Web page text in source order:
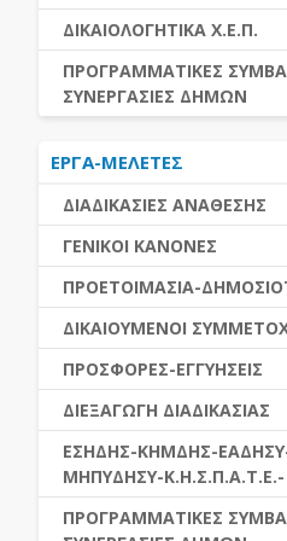
ΕΚΤΕΛΕΣΗ ΥΠΗΡΕΣΙΩΝ
ΕΚΤΕΛΕΣΗ ΠΡΟΜΗΘΕΙΩΝ
ΕΑΑΔΗΣΥ
ΕΑΔΗΣΥ
ΕΛ.ΣΥΝΕΔΡΙΟ
ΕΣΗΔΗΣ
ΔΙΚΑΙΟΛΟΓΗΤΙΚΑ Χ.Ε.Π.
ΔΙΚΑΙΟΛΟΓΗΤΙΚΑ Χ.Ε.Π.
ΠΡΟΓΡΑΜΜΑΤΙΚΕΣ
ΣΥΝΕΡΓΑΣΙΕΣ ΔΗΜΩΝ
ΔΙΕΘΝΕΣ ΚΑΙ ΕΥΡΩΠΑΙΚΟ
ΠΡΟΓΡΑΜΜΑΤΙΚΕΣ
ΕΡΓΑ-ΜΕΛΕΤΕΣ
ΔΙΑΔΙΚΑΣΙΕΣ ΑΝΑΘΕΣΗΣ
ΔΙΑΔΙΚΑΣΙΕΣ ΑΝΑΘΕΣΗΣ
ΣΥΓΚΕΝΤΡΩΤΙΚΕΣ
ΑΝΑΘΕΣΗΣ
ΠΙΝΑΚΕΣ ΔΗΜΟΣΝΕΤ
ΓΕΝΙΚΟΙ ΚΑΝΟΝΕΣ
ΠΕΔΙΟ ΕΦΑΡΜΟΓΗΣ-
ΗΛΕΚΤΡΟΝΙΚΑ ΜΕΣΑ
ΓΕΝΙΚΕΣ ΑΡΧΕΣ ΚΑΙ
ΑΞΙΑ ΣΥΜΒΑΣΗΣ
ΕΙΔΗ ΣΥΜΒΑΣΕΩΝ
ΔΙΑΦΟΡΑ
ΠΡΟΕΤΟΙΜΑΣΙΑ-
ΓΝΩΜΟΔΟΤΙΚΑ ΟΡΓΑΝΑ-
ΠΡΟΕΤΟΙΜΑΣΙΑ
ΕΓΓΡΑΦΑ ΤΗΣ ΣΥΜΒΑΣΗΣ
ΔΗΜΟΣΙΕΥΣΕΙΣ
ΕΝΑΡΞΗ-ΠΡΟΘΕΣΜΙΕΣ
ΔΙΚΑΙΟΥΜΕΝΟΙ
ΔΙΚΑΙΟΥΜΕΝΟΙ
ΚΡΙΤΗΡΙΑ ΕΠΙΛΟΓΗΣ
ΛΟΓΟΙ ΑΠΟΚΛΕΙΣΜΟΥ
ΔΙΚΑΙΟΛΟΓΗΤΙΚΑ ΛΟΓΩΝ
ΑΠΟΚΛΕΙΣΜΟΥ &
ΕΠΙΛΟΓΗΣ
ΕΕΕΣ
ΠΡΟΣΦΟΡΕΣ-ΕΓΓΥΗΣΕΙΣ
ΕΓΓΥΗΣΕΙΣ
ΠΡΟΣΦΟΡΕΣ
ΔΙΕΞΑΓΩΓΗ ΔΙΑΔΙΚΑΣΙΑΣ
ΑΞΙΟΛΟΓΗΣΗ ΚΑΙ
ΑΠΟΤΕΛΕΣΜΑ
ΠΡΟΣΦΥΓΕΣ-ΕΝΣΤΑΣΕΙΣ
ΕΣΗΔΗΣ-ΚΗΜΔΗΣ-
ΜΗΠΥΔΗΣΥ-Κ.Η.Σ.Π.Α.Τ.Ε.-
ΕΑΑΔΗΣΥ
ΠΡΟΓΡΑΜΜΑΤΙΚΕΣ